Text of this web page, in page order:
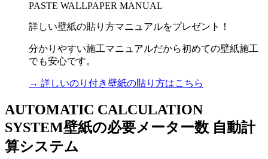
PASTE WALLPAPER MANUAL
詳しい壁紙の貼り方マニュアルをプレゼント！
分かりやすい施工マニュアルだから初めての壁紙施工
でも安心です。
→ 詳しいのり付き壁紙の貼り方はこちら
AUTOMATIC CALCULATION
SYSTEM壁紙の必要メーター数 自動計
算システム